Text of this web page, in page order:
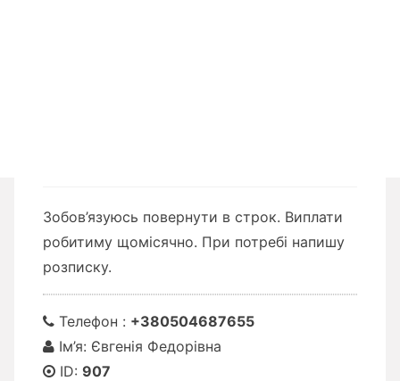
Зобов’язуюсь повернути в строк. Виплати
робитиму щомісячно. При потребі напишу
розписку.
Телефон : +380504687655
Ім’я: Євгенія Федорівна
ID: 907